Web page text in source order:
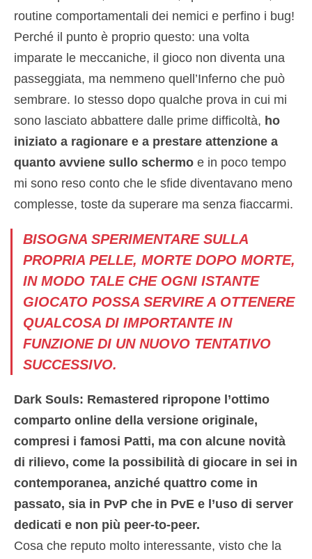
routine comportamentali dei nemici e perfino i bug!
Perché il punto è proprio questo: una volta
imparate le meccaniche, il gioco non diventa una
passeggiata, ma nemmeno quell’Inferno che può
sembrare. Io stesso dopo qualche prova in cui mi
sono lasciato abbattere dalle prime difficoltà, ho
iniziato a ragionare e a prestare attenzione a
quanto avviene sullo schermo e in poco tempo
mi sono reso conto che le sfide diventavano meno
complesse, toste da superare ma senza fiaccarmi.
BISOGNA SPERIMENTARE SULLA
PROPRIA PELLE, MORTE DOPO MORTE,
IN MODO TALE CHE OGNI ISTANTE
GIOCATO POSSA SERVIRE A OTTENERE
QUALCOSA DI IMPORTANTE IN
FUNZIONE DI UN NUOVO TENTATIVO
SUCCESSIVO.
Dark Souls: Remastered ripropone l’ottimo
comparto online della versione originale,
compresi i famosi Patti, ma con alcune novità
di rilievo, come la possibilità di giocare in sei in
contemporanea, anziché quattro come in
passato, sia in PvP che in PvE e l’uso di server
dedicati e non più peer-to-peer.
Cosa che reputo molto interessante, visto che la